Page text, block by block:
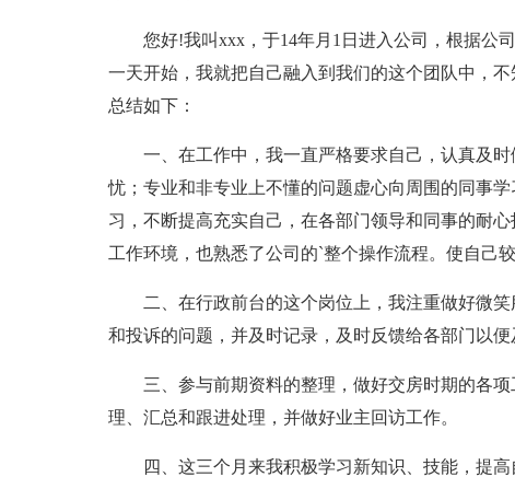
您好!我叫xxx，于14年月1日进入公司，根据公
一天开始，我就把自己融入到我们的这个团队中，
总结如下：
一、在工作中，我一直严格要求自己，认真及时
忧；专业和非专业上不懂的问题虚心向周围的同事
习，不断提高充实自己，在各部门领导和同事的耐
工作环境，也熟悉了公司的`整个操作流程。使自己
二、在行政前台的这个岗位上，我注重做好微笑
和投诉的问题，并及时记录，及时反馈给各部门以便
三、参与前期资料的整理，做好交房时期的各项
理、汇总和跟进处理，并做好业主回访工作。
四、这三个月来我积极学习新知识、技能，提高